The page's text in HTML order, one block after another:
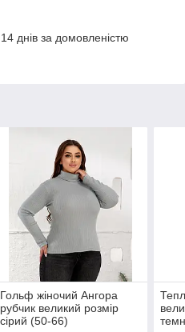
днів за домовленістю
Гольф жіночий Ангора
рубчик великий розмір
сірий (50-66)